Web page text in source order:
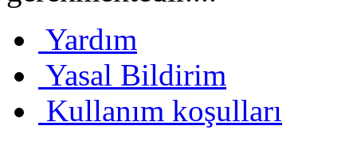
Yardım
Yasal Bildirim
Kullanım koşulları